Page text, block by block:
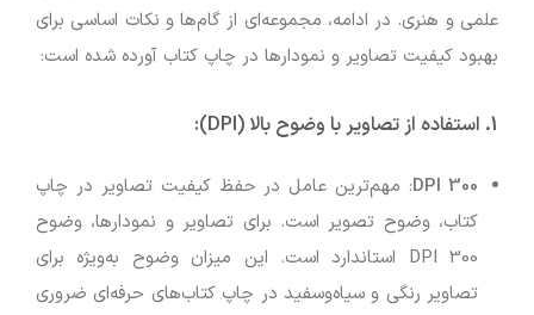
علمی و هنری. در ادامه، مجموعه‌ای از گام‌ها و نکات اساسی برای
بهبود کیفیت تصاویر و نمودارها در چاپ کتاب آورده شده است:
1. استفاده از تصاویر با وضوح بالا (DPI) :
300 DPI
: مهم‌ترین عامل در حفظ کیفیت تصاویر در چاپ
کتاب، وضوح تصویر است. برای تصاویر و نمودارها، وضوح
300 DPI استاندارد است. این میزان وضوح به‌ویژه برای
تصاویر رنگی و سیاه‌وسفید در چاپ کتاب‌های حرفه‌ای ضروری